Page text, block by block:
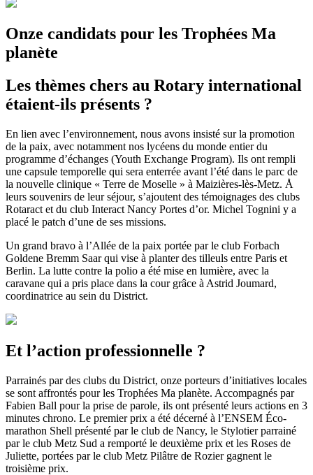
Onze candidats pour les Trophées Ma
planète
Les thèmes chers au Rotary international
étaient-ils présents ?
En lien avec l’environnement, nous avons insisté sur la promotion
de la paix, avec notamment nos lycéens du monde entier du
programme d’échanges (Youth Exchange Program). Ils ont rempli
une capsule temporelle qui sera enterrée avant l’été dans le parc de
la nouvelle clinique « Terre de Moselle » à Maizières-lès-Metz. Å
leurs souvenirs de leur séjour, s’ajoutent des témoignages des clubs
Rotaract et du club Interact Nancy Portes d’or. Michel Tognini y a
placé le patch d’une de ses missions.
Un grand bravo à l’Allée de la paix portée par le club Forbach
Goldene Bremm Saar qui vise à planter des tilleuls entre Paris et
Berlin. La lutte contre la polio a été mise en lumière, avec la
caravane qui a pris place dans la cour grâce à Astrid Joumard,
coordinatrice au sein du District.
Et l’action professionnelle ?
Parrainés par des clubs du District, onze porteurs d’initiatives locales
se sont affrontés pour les Trophées Ma planète. Accompagnés par
Fabien Ball pour la prise de parole, ils ont présenté leurs actions en 3
minutes chrono. Le premier prix a été décerné à l’ENSEM Éco-
marathon Shell présenté par le club de Nancy, le Stylotier parrainé
par le club Metz Sud a remporté le deuxième prix et les Roses de
Juliette, portées par le club Metz Pilâtre de Rozier gagnent le
troisième prix.